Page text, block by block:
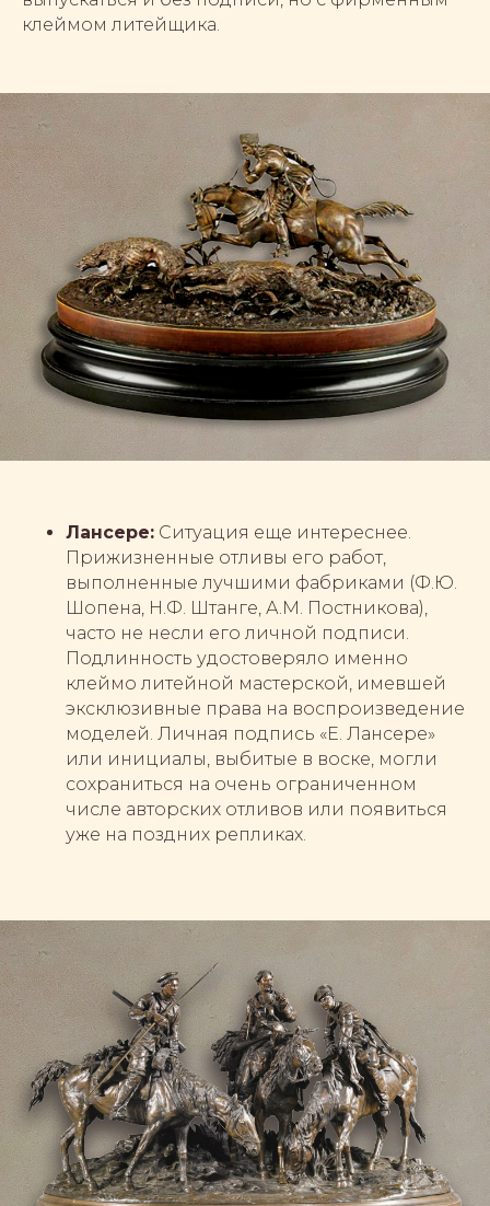
клеймом литейщика.
Лансере: Ситуация еще интереснее.
Прижизненные отливы его работ,
выполненные лучшими фабриками (Ф.Ю.
Шопена, Н.Ф. Штанге, А.М. Постникова),
часто не несли его личной подписи.
Подлинность удостоверяло именно
клеймо литейной мастерской, имевшей
эксклюзивные права на воспроизведение
моделей. Личная подпись «Е. Лансере»
или инициалы, выбитые в воске, могли
сохраниться на очень ограниченном
числе авторских отливов или появиться
уже на поздних репликах.